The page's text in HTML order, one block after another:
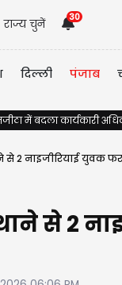
राज्य चुनें
30
दिल्ली पंजाब
में बदला कार्यकारी
से 2 नाइजीरियाई युवक
से 2